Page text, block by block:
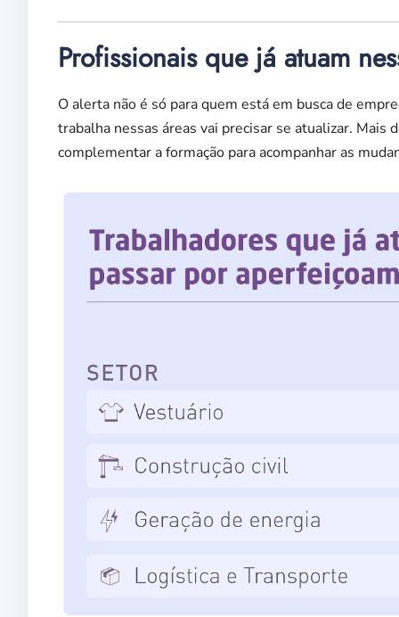
Profissionais que já atuam
O alerta não é só para quem está em busca de
trabalha nessas áreas vai precisar se atualizar.
complementar a formação para acompanhar as